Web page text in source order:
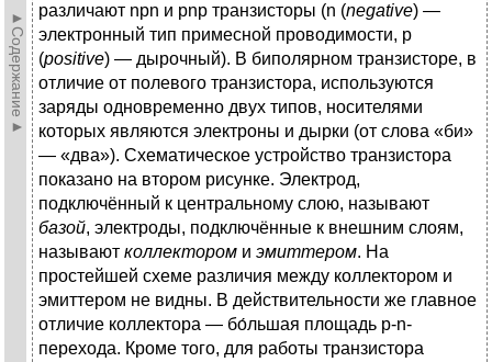
►Содержание►
различают npn и pnp транзисторы (n (negative) —
электронный тип примесной проводимости, p
(positive) — дырочный). В биполярном транзисторе, в
отличие от полевого транзистора, используются
заряды одновременно двух типов, носителями
которых являются электроны и дырки (от слова «би»
— «два»). Схематическое устройство транзистора
показано на втором рисунке. Электрод,
подключённый к центральному слою, называют
базой, электроды, подключённые к внешним слоям,
называют коллектором и эмиттером. На
простейшей схеме различия между коллектором и
эмиттером не видны. В действительности же главное
отличие коллектора — бо́льшая площадь p-n-
перехода. Кроме того, для работы транзистора